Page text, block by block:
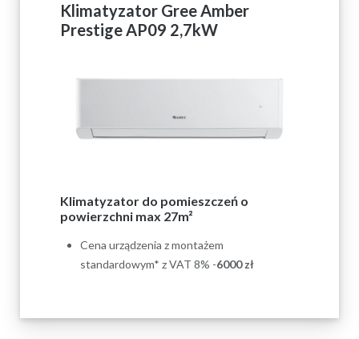
Klimatyzator Gree Amber
Prestige AP09 2,7kW
Klimatyzator do pomieszczeń o
powierzchni max 27m²
Cena urządzenia z montażem
standardowym* z VAT 8% -6000zł